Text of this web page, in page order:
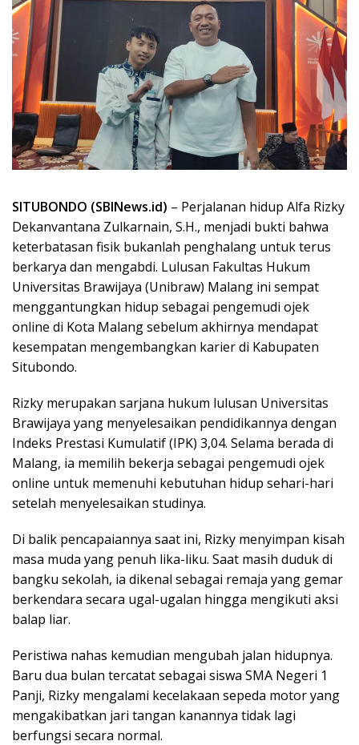
SITUBONDO (SBINews.id) – Perjalanan hidup Alfa Rizky
Dekanvantana Zulkarnain, S.H., menjadi bukti bahwa
keterbatasan fisik bukanlah penghalang untuk terus
berkarya dan mengabdi. Lulusan Fakultas Hukum
Universitas Brawijaya (Unibraw) Malang ini sempat
menggantungkan hidup sebagai pengemudi ojek
online di Kota Malang sebelum akhirnya mendapat
kesempatan mengembangkan karier di Kabupaten
Situbondo.
Rizky merupakan sarjana hukum lulusan Universitas
Brawijaya yang menyelesaikan pendidikannya dengan
Indeks Prestasi Kumulatif (IPK) 3,04. Selama berada di
Malang, ia memilih bekerja sebagai pengemudi ojek
online untuk memenuhi kebutuhan hidup sehari-hari
setelah menyelesaikan studinya.
Di balik pencapaiannya saat ini, Rizky menyimpan kisah
masa muda yang penuh lika-liku. Saat masih duduk di
bangku sekolah, ia dikenal sebagai remaja yang gemar
berkendara secara ugal-ugalan hingga mengikuti aksi
balap liar.
Peristiwa nahas kemudian mengubah jalan hidupnya.
Baru dua bulan tercatat sebagai siswa SMA Negeri 1
Panji, Rizky mengalami kecelakaan sepeda motor yang
mengakibatkan jari tangan kanannya tidak lagi
berfungsi secara normal.